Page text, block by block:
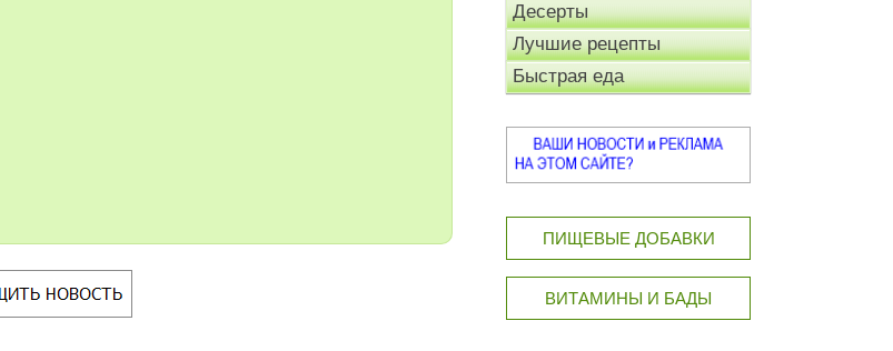
Десерты
Лучшие рецепты
Быстрая еда
ПИЩЕВЫЕ ДОБАВКИ
ВИТАМИНЫ И БАДЫ